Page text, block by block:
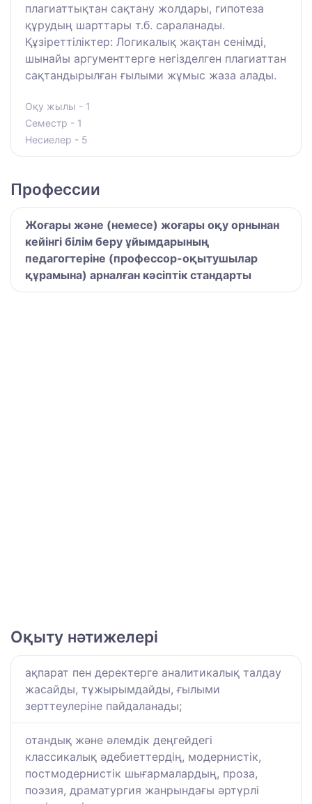
плагиаттықтан сақтану жолдары, гипотеза
құрудың шарттары т.б. сараланады.
Құзіреттіліктер: Логикалық жақтан сенімді,
шынайы аргументтерге негізделген плагиаттан
сақтандырылған ғылыми жұмыс жаза алады.
Оқу жылы - 1
Семестр - 1
Несиелер - 5
Профессии
Жоғары және (немесе) жоғары оқу орнынан
кейінгі білім беру ұйымдарының
педагогтеріне (профессор-оқытушылар
құрамына) арналған кәсіптік стандарты
Оқыту нәтижелері
ақпарат пен деректерге аналитикалық талдау
жасайды, тұжырымдайды, ғылыми
зерттеулеріне пайдаланады;
отандық және әлемдік деңгейдегі
классикалық әдебиеттердің, модернистік,
постмодернистік шығармалардың, проза,
поэзия, драматургия жанрындағы әртүрлі